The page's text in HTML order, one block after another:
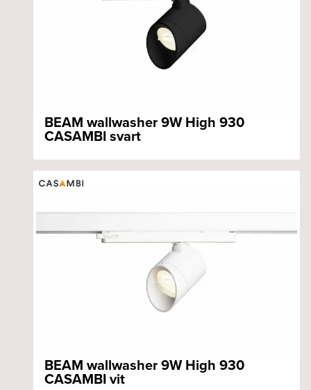
BEAM wallwasher 9W High 930
CASAMBI svart
BEAM wallwasher 9W High 930
CASAMBI vit